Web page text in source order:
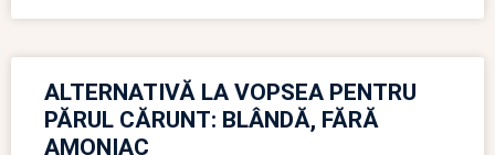
ALTERNATIVĂ LA VOPSEA PENTRU
PĂRUL CĂRUNT: BLÂNDĂ, FĂRĂ
AMONIAC